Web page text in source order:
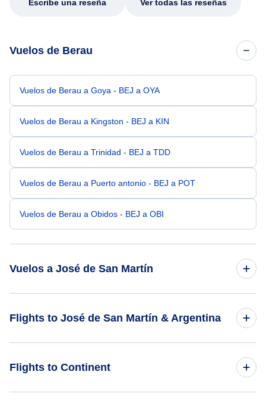
Escribe una reseña Ver todas las reseñas
Vuelos de Berau
Vuelos de Berau a Goya - BEJ a OYA
Vuelos de Berau a Kingston - BEJ a KIN
Vuelos de Berau a Trinidad - BEJ a TDD
Vuelos de Berau a Puerto antonio - BEJ a POT
Vuelos de Berau a Obidos - BEJ a OBI
Vuelos a José de San Martín
Vuelos de Brasilia a José de San Martín - BSB a JSM
Flights to José de San Martín & Argentina
Flights to Continent